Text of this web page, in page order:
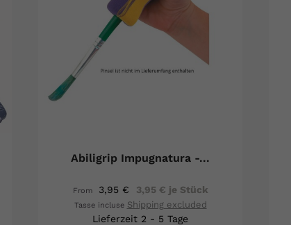
Abiligrip Impugnatura -...
From 3,95 € 3,95 € je Stück
Tasse incluse Shipping excluded
Lieferzeit 2 - 5 Tage